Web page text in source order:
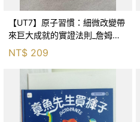
【UT7】原子習慣：細微改變帶
來巨大成就的實證法則_詹姆斯‧
克利爾, 蔡世偉
NT$ 209